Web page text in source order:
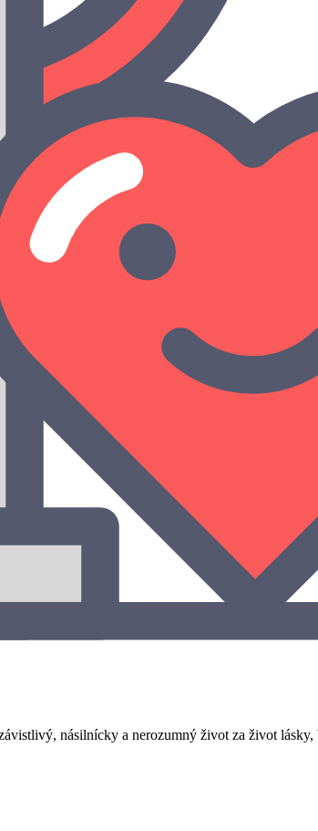
násilnícky a nerozumný život za život lásky,